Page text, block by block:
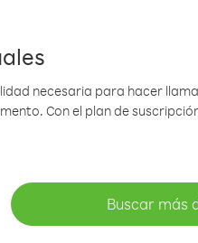
necesaria para hacer
Con el plan de
Buscar más